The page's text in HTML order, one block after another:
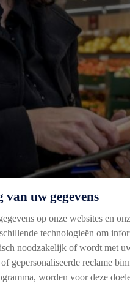
uw gegevens
op onze websites en
technologieën om
noodzakelijk of wordt met
gepersonaliseerde reclame
worden voor deze